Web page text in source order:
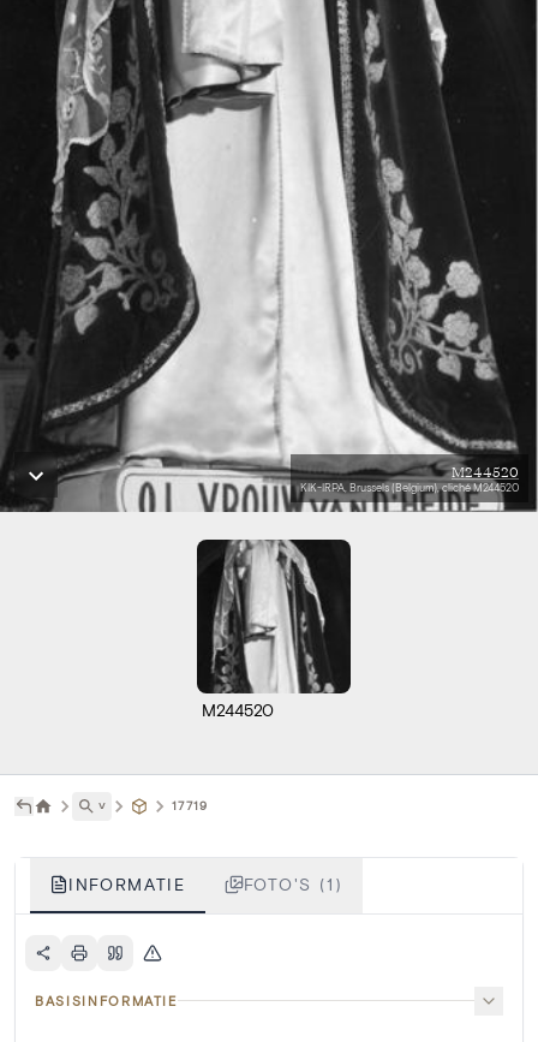
M244520
KIK-IRPA, Brussels (Belgium), cliché M244520
M244520
˅ 17719
INFORMATIE FOTO'S (1)
BASISINFORMATIE